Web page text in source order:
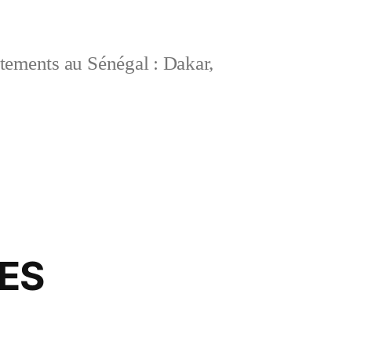
au Sénégal : Dakar,